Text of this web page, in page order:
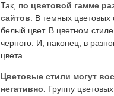
Так, по цветовой гамме
сайтов . В темных
белый цвет. В цветном
черного. И, наконец, в
цвета.
Цветовые стили могут
негативно. Группу